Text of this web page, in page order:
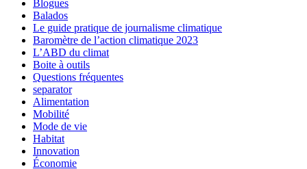
Blogues
Balados
Le guide pratique de journalisme climatique
Baromètre de l’action climatique 2023
L’ABD du climat
Boite à outils
Questions fréquentes
separator
Alimentation
Mobilité
Mode de vie
Habitat
Innovation
Économie